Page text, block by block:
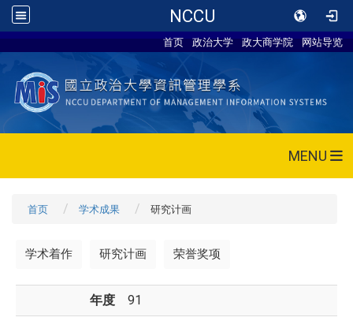
NCCU
首页 政治大学 政大商学院 网站导览
MENU
首页 学术成果 研究计画
学术着作 研究计画 荣誉奖项
年度 91